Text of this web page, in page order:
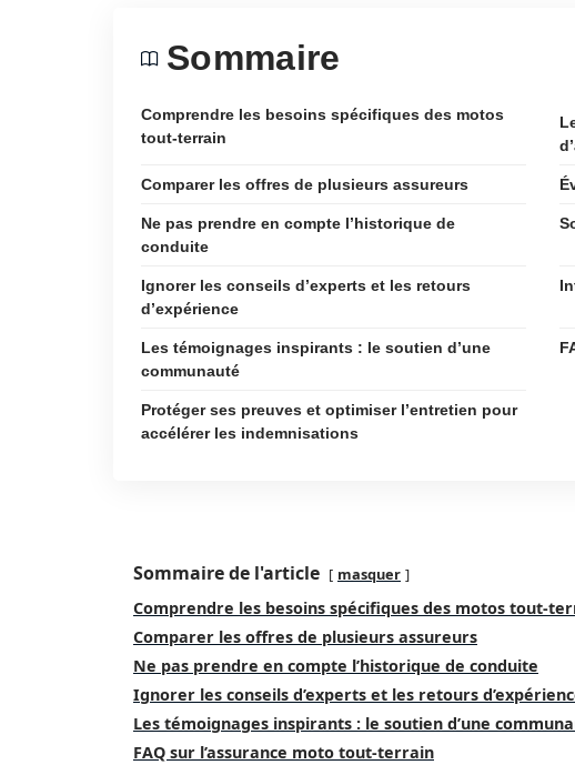
Sommaire
Comprendre les besoins spécifiques des motos
tout-terrain
Comparer les offres de plusieurs assureurs
Ne pas prendre en compte l’historique de
conduite
Ignorer les conseils d’experts et les retours
d’expérience
Les témoignages inspirants : le soutien d’une
communauté
Protéger ses preuves et optimiser l’entretien pour
accélérer les indemnisations
Sommaire de l'article masquer
Comprendre les besoins spécifiques des motos tout-
Comparer les offres de plusieurs assureurs
Ne pas prendre en compte l’historique de conduite
Ignorer les conseils d’experts et les retours
Les témoignages inspirants : le soutien d’une
FAQ sur l’assurance moto tout-terrain